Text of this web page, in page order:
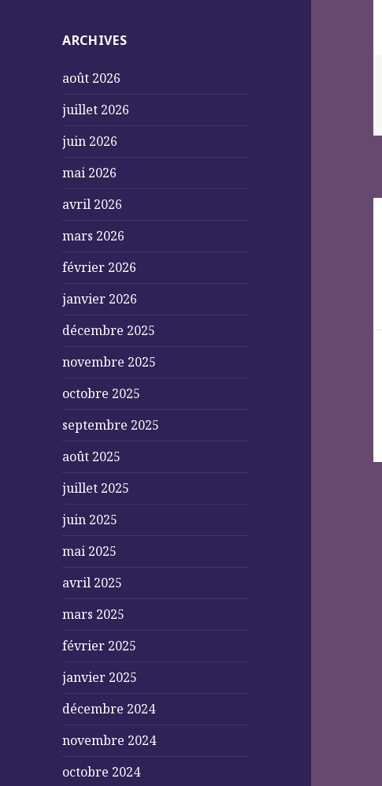
ARCHIVES
août 2026
juillet 2026
juin 2026
mai 2026
avril 2026
mars 2026
février 2026
janvier 2026
décembre 2025
novembre 2025
octobre 2025
septembre 2025
août 2025
juillet 2025
juin 2025
mai 2025
avril 2025
mars 2025
février 2025
janvier 2025
décembre 2024
novembre 2024
octobre 2024